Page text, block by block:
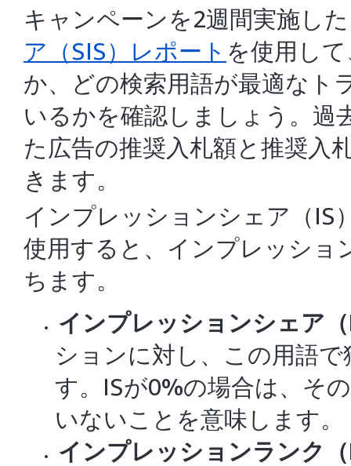
キャンペーンを2週間実施し
ア（SIS）レポート を使用し
か、どの検索用語が最適なト
いるかを確認しましょう。過
た広告の推奨入札額と推奨入
きます。
インプレッションシェア（IS
使用すると、インプレッショ
ちます。
インプレッションシェア
ションに対し、この用語
す。ISが0%の場合は、そ
いないことを意味します。
インプレッションランク